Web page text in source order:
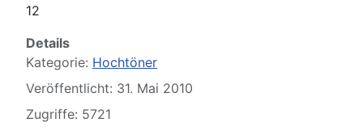
12
Details
Kategorie: Hochtöner
Veröffentlicht: 31. Mai 2010
Zugriffe: 5721